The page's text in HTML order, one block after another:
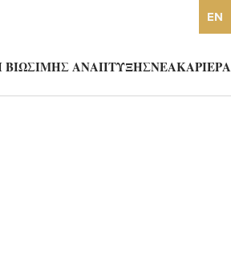
EN
ΑΝΑΠΤΥΞΗΣΝΕΑΚΑΡΙΕΡΑ